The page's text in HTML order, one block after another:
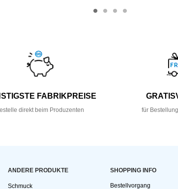
FABRIKPREISE
direkt beim Produzenten für
ANDERE PRODUKTE
Schmuck
SHOPPING INFO
Bestellvorgang